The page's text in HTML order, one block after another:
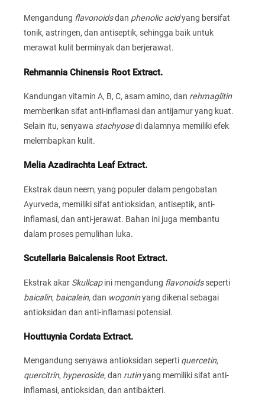
Mengandung flavonoidsdan phenolic acidyang bersifat
tonik, astringen, dan antiseptik, sehingga baik untuk
merawat kulit berminyak dan berjerawat.
Rehmannia Chinensis Root Extract.
Kandungan vitamin A, B, C, asam amino, dan rehmaglitin
memberikan sifat anti-inflamasi dan antijamur yang kuat.
Selain itu, senyawa stachyosedi dalamnya memiliki efek
melembapkan kulit.
Melia Azadirachta Leaf Extract.
Ekstrak daun neem, yang populer dalam pengobatan
Ayurveda, memiliki sifat antioksidan, antiseptik, anti-
inflamasi, dan anti-jerawat. Bahan ini juga membantu
dalam proses pemulihan luka.
Scutellaria Baicalensis Root Extract.
Ekstrak akar Skullcapini mengandung flavonoidsseperti
baicalin, baicalein, dan wogoninyang dikenal sebagai
antioksidan dan anti-inflamasi potensial.
Houttuynia Cordata Extract.
Mengandung senyawa antioksidan seperti quercetin,
quercitrin, hyperoside, dan rutinyang memiliki sifat anti-
inflamasi, antioksidan, dan antibakteri.